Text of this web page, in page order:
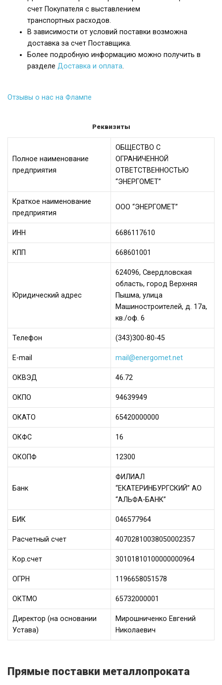
счет Покупателя с выставлением
транспортных расходов.
В зависимости от условий поставки возможна
доставка за счет Поставщика.
Более подробную информацию можно получить в
разделе Доставка и оплата.
Отзывы о нас на Флампе
Реквизиты
Полное наименование
предприятия
ОБЩЕСТВО С
ОГРАНИЧЕННОЙ
ОТВЕТСТВЕННОСТЬЮ
“ЭНЕРГОМЕТ”
Краткое наименование
предприятия
ООО “ЭНЕРГОМЕТ”
ИНН 6686117610
КПП 668601001
Юридический адрес
624096, Свердловская
область, город Верхняя
Пышма, улица
Машиностроителей, д. 17а,
кв./оф. 6
Телефон (343)300-80-45
Е-mail mail@energomet.net
ОКВЭД 46.72
ОКПО 94639949
ОКАТО 65420000000
ОКФС 16
ОКОПФ 12300
Банк
ФИЛИАЛ
“ЕКАТЕРИНБУРГСКИЙ” АО
“АЛЬФА-БАНК”
БИК 046577964
Расчетный счет 40702810038050002357
Кор.счет 30101810100000000964
ОГРН 1196658051578
ОКТМО 65732000001
Директор (на основании
Устава)
Мирошниченко Евгений
Николаевич
Прямые поставки металлопроката